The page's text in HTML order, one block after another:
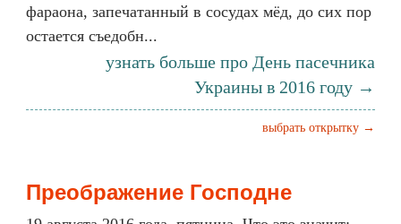
фараона, запечатанный в сосудах мёд, до сих пор
остается съедобн...
узнать больше про День пасечника
Украины в 2016 году →
выбрать открытку →
Преображение Господне